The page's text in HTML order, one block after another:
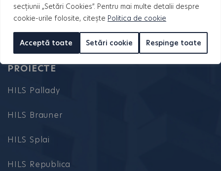
secțiunii „Setări Cookies”. Pentru mai multe detalii despre
cookie-urile folosite, citește Politica de cookie
Setări cookie Respinge toate
Acceptă toate
PROIECTE
HILS Pallady
HILS Brauner
HILS Splai
HILS Republica